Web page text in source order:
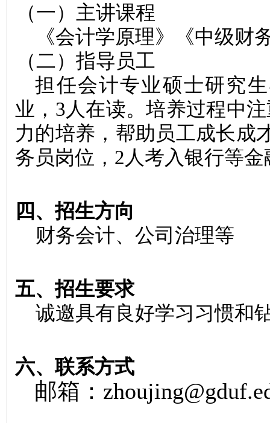
（一）主讲课程
《会计学原理》《中级财
（二）指导员工
担任会计专业硕士研究
业，3人在读。培养过程中
力的培养，帮助 员工成长成
务员岗位 ， 2 人考入银行等金
四 、招生方向
财务会计、公司治理等
五、招生要求
诚邀具有良好学习习惯和
六、联系方式
邮箱：